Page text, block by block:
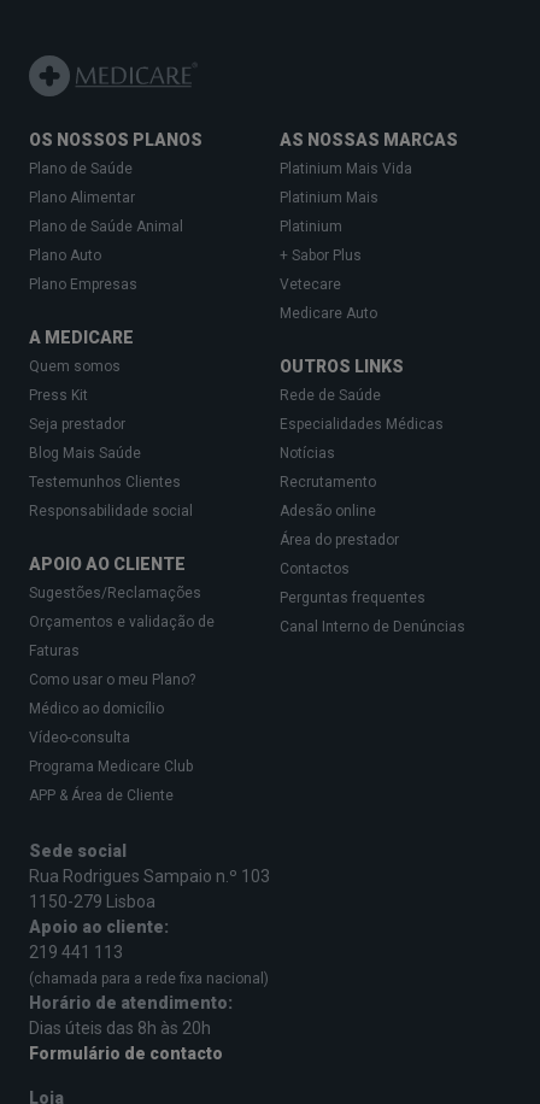
OS NOSSOS PLANOS
Plano de Saúde
Plano Alimentar
Plano de Saúde Animal
Plano Auto
Plano Empresas
A MEDICARE
Quem somos
Press Kit
Seja prestador
Blog Mais Saúde
Testemunhos Clientes
Responsabilidade social
APOIO AO CLIENTE
Sugestões/Reclamações
Orçamentos e validação de
Faturas
Como usar o meu Plano?
Médico ao domicílio
Vídeo-consulta
Programa Medicare Club
APP & Área de Cliente
AS NOSSAS MARCAS
Platinium Mais Vida
Platinium Mais
Platinium
+ Sabor Plus
Vetecare
Medicare Auto
OUTROS LINKS
Rede de Saúde
Especialidades Médicas
Notícias
Recrutamento
Adesão online
Área do prestador
Contactos
Perguntas frequentes
Canal Interno de Denúncias
Sede social
Rua Rodrigues Sampaio n.º 103
1150-279 Lisboa
Apoio ao cliente:
219 441 113
(chamada para a rede fixa nacional)
Horário de atendimento:
Dias úteis das 8h às 20h
Formulário de contacto
Loja